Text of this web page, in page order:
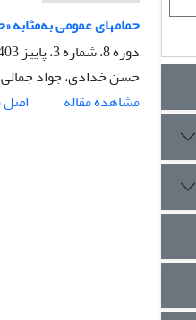
حمام‎های عمومی به‌مثابه «حوزۀ عمومی» در ایران عهد قاجار
دوره 8، شماره 3، پاییز 1403، صفحه
حسن خدادی، جواد
مشاهده مقاله
اصل